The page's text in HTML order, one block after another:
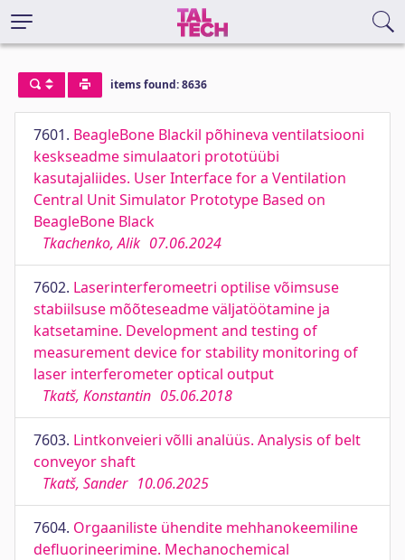
items found: 8636
7601. BeagleBone Blackil põhineva ventilatsiooni
keskseadme simulaatori prototüübi
kasutajaliides. User Interface for a Ventilation
Central Unit Simulator Prototype Based on
BeagleBone Black
Tkachenko, Alik 07.06.2024
7602. Laserinterferomeetri optilise võimsuse
stabiilsuse mõõteseadme väljatöötamine ja
katsetamine. Development and testing of
measurement device for stability monitoring of
laser interferometer optical output
Tkatš, Konstantin 05.06.2018
7603. Lintkonveieri võlli analüüs. Analysis of belt
conveyor shaft
Tkatš, Sander 10.06.2025
7604. Orgaaniliste ühendite mehhanokeemiline
defluorineerimine. Mechanochemical